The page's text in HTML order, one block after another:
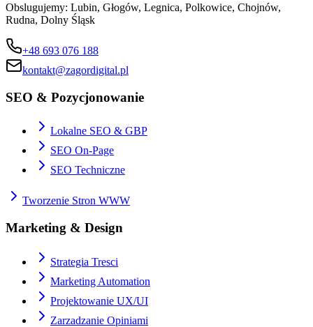
Obslugujemy: Lubin, Głogów, Legnica, Polkowice, Chojnów,
Rudna, Dolny Śląsk
+48 693 076 188
kontakt@zagordigital.pl
SEO & Pozycjonowanie
Lokalne SEO & GBP
SEO On-Page
SEO Techniczne
Tworzenie Stron WWW
Marketing & Design
Strategia Tresci
Marketing Automation
Projektowanie UX/UI
Zarzadzanie Opiniami